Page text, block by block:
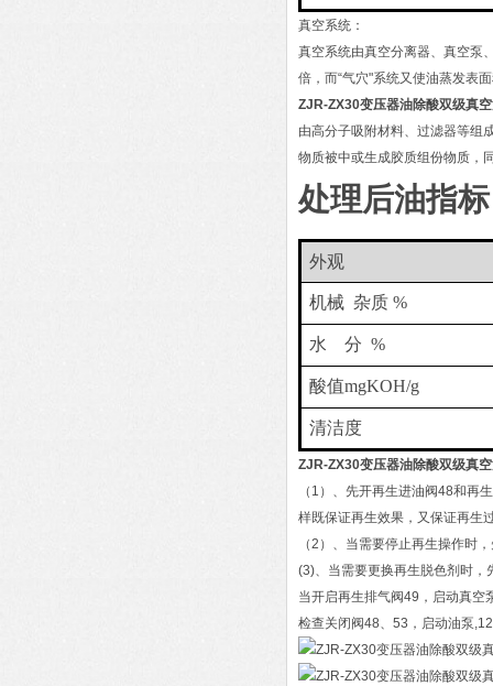
真空系统：
真空系统由真空分离器、真空泵
倍，而“气穴"系统又使油蒸发表
ZJR-ZX30变压器油除酸双级真
由高分子吸附材料、过滤器等组
物质被中或生成胶质组份物质，
处理后油指标
外观
机械 杂质 %
水 分 %
酸值mgKOH/g
清洁度
ZJR-ZX30变压器油除酸双级真
（1）、先开再生进油阀48和再
样既保证再生效果，又保证再生
（2）、当需要停止再生操作时
(3)、当需要更换再生脱色剂时
当开启再生排气阀49，启动真
检查关闭阀48、53，启动油泵